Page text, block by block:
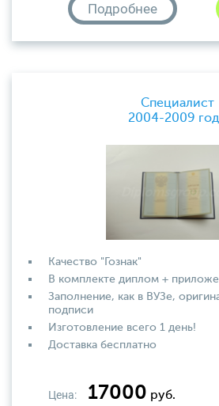
Подробнее
Специалист
2004-2009
Качество "Гознак"
В комплекте диплом +
Заполнение, как в ВУЗе,
подписи
Изготовление всего 1 день!
Доставка бесплатно
Цена: 17000 руб.